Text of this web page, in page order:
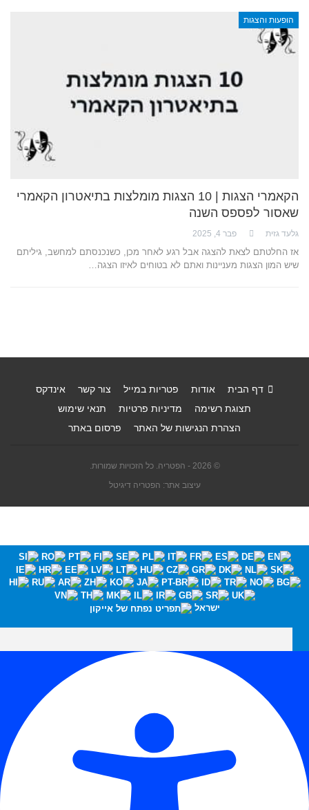
הופעות והצגות
הקאמרי הצגות | 10 הצגות מומלצות בתיאטרון הקאמרי
שאסור לפספס השנה
גלעד גזית פבר 4, 2025
אז החלטתם לצאת להצגה אבל רגע לאחר מכן, כשנכנסתם למחשב, גיליתם
שיש המון הצגות מעניינות ואתם לא בטוחים לאיזו הצגה…
דף הבית אודות פטריות במייל צור קשר
אינדקס
תצוגת רשימה
מדיניות פרטיות
תנאי שימוש
הצהרת הנגישות של האתר
פרסום באתר
© 2026 - הפטריה. כל הזכויות שמורות.
עיצוב אתר: הפטריה דיגיטל
ישראל